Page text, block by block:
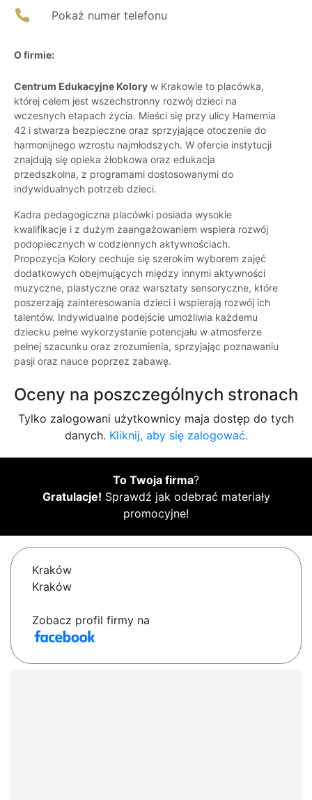
Pokaż numer telefonu
O firmie:
Centrum Edukacyjne Kolory w Krakowie to placówka,
której celem jest wszechstronny rozwój dzieci na
wczesnych etapach życia. Mieści się przy ulicy Hamernia
42 i stwarza bezpieczne oraz sprzyjające otoczenie do
harmonijnego wzrostu najmłodszych. W ofercie instytucji
znajdują się opieka żłobkowa oraz edukacja
przedszkolna, z programami dostosowanymi do
indywidualnych potrzeb dzieci.
Kadra pedagogiczna placówki posiada wysokie
kwalifikacje i z dużym zaangażowaniem wspiera rozwój
podopiecznych w codziennych aktywnościach.
Propozycja Kolory cechuje się szerokim wyborem zajęć
dodatkowych obejmujących między innymi aktywności
muzyczne, plastyczne oraz warsztaty sensoryczne, które
poszerzają zainteresowania dzieci i wspierają rozwój ich
talentów. Indywidualne podejście umożliwia każdemu
dziecku pełne wykorzystanie potencjału w atmosferze
pełnej szacunku oraz zrozumienia, sprzyjając poznawaniu
pasji oraz nauce poprzez zabawę.
Oceny na poszczególnych stronach
Tylko zalogowani użytkownicy maja dostęp do tych
danych. Kliknij, aby się zalogować.
To Twoja firma?
Gratulacje! Sprawdź jak odebrać materiały
promocyjne!
Kraków
Kraków
Zobacz profil firmy na